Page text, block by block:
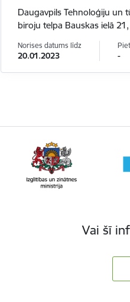
Daugavpils Tehnoloģiju un
biroju telpa Bauskas ielā
Norises datums līdz
20.01.2023 -
Vai šī